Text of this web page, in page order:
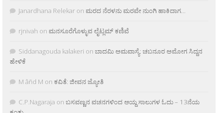
Janardhana Relekar on ಮರದ ನೆರಳನು ಮರವೇ ನುಂಗಿ ಹಾಕಿದಾಗ…
rjnivah on ಮನಸೂರೆಗೊಳ್ಳುವ ಲೈಟ್ಲಮ್ ಕಣಿವೆ
Siddanagouda kalakeri on ಬಾದಮಿ ಅಮವಾಸ್ಯೆ: ಚಬನೂರ ಅಮೋಗ ಸಿದ್ದನ
ಹೇಳಿಕೆ
M âñd M on ಕವಿತೆ: ಜೀವನ ಜ್ಯೋತಿ
C.P.Nagaraja on ಬಸವಣ್ಣನ ವಚನಗಳಿಂದ ಆಯ್ದ ಸಾಲುಗಳ ಓದು – 13ನೆಯ